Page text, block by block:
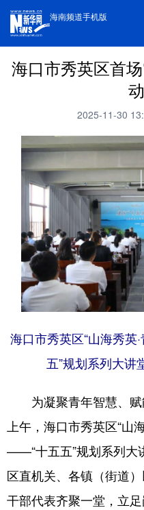
海南频道手机版
海口市秀英区首
2025-11-30
海口市秀英区“山海秀
五”规划系列大讲
为凝聚青年智慧、赋
上午，海口市秀英区“山
——“十五五”规划系列大
区直机关、各镇（街道
干部代表齐聚一堂，立足